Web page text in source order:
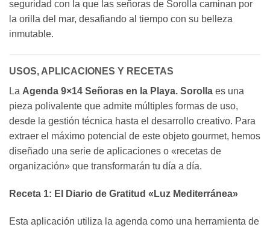
seguridad con la que las señoras de Sorolla caminan por
la orilla del mar, desafiando al tiempo con su belleza
inmutable.
USOS, APLICACIONES Y RECETAS
La Agenda 9×14 Señoras en la Playa. Sorolla es una
pieza polivalente que admite múltiples formas de uso,
desde la gestión técnica hasta el desarrollo creativo. Para
extraer el máximo potencial de este objeto gourmet, hemos
diseñado una serie de aplicaciones o «recetas de
organización» que transformarán tu día a día.
Receta 1: El Diario de Gratitud «Luz Mediterránea»
Esta aplicación utiliza la agenda como una herramienta de